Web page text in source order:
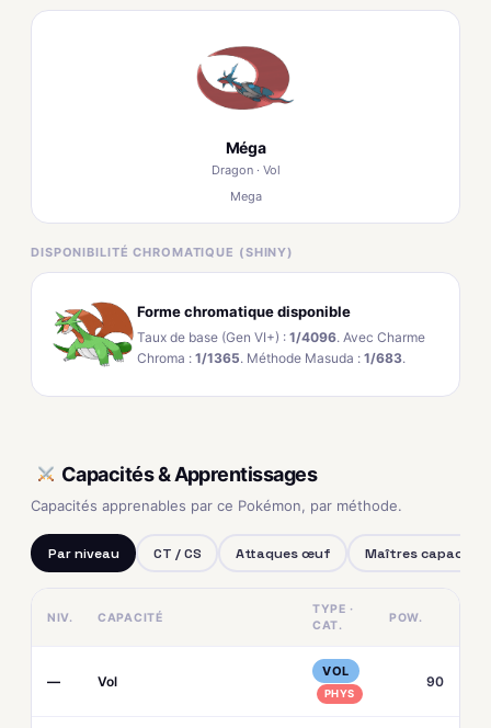
Méga
Dragon · Vol
Mega
DISPONIBILITÉ CHROMATIQUE (SHINY)
Forme chromatique disponible
Taux de base (Gen VI+) : 1/4096. Avec Charme
Chroma : 1/1365. Méthode Masuda : 1/683.
Capacités & Apprentissages
Capacités apprenables par ce Pokémon, par méthode.
Par niveau CT / CS Attaques œuf Maîtres capacités
NIV. CAPACITÉ
TYPE ·
CAT.
POW.
— Vol
VOL
PHYS
90